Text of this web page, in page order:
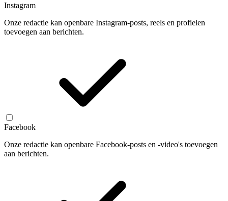
Instagram
Onze redactie kan openbare Instagram-posts, reels en profielen
toevoegen aan berichten.
Facebook
Onze redactie kan openbare Facebook-posts en -video's toevoegen
aan berichten.